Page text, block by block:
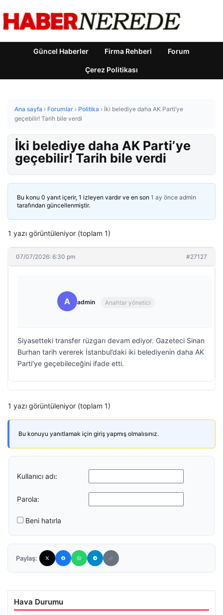
Güncel Haberler Firma Rehberi Forum
Çerez Politikası
Ana sayfa › Forumlar › Politika › İki belediye daha AK Parti’ye
geçebilir! Tarih bile verdi
İki belediye daha AK Parti’ye
geçebilir! Tarih bile verdi
Bu konu 0 yanıt içerir, 1 izleyen vardır ve en son 1 ay önce admin
tarafından güncellenmiştir.
1 yazı görüntüleniyor (toplam 1)
07/07/2026: 6:30 pm #27127
A admin Anahtar yönetici
Siyasetteki transfer rüzgarı devam ediyor. Gazeteci Sinan
Burhan tarih vererek İstanbul’daki iki belediyenin daha AK
Parti’ye geçebileceğini ifade etti.
1 yazı görüntüleniyor (toplam 1)
Bu konuyu yanıtlamak için giriş yapmış olmalısınız.
Kullanıcı adı:
Parola:
Beni hatırla
Paylaş:
Hava Durumu